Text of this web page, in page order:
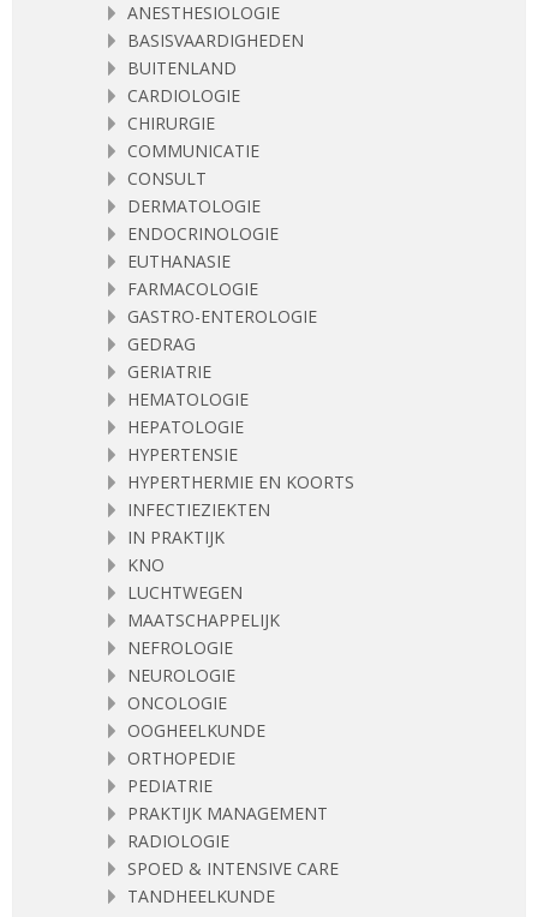
ANESTHESIOLOGIE
BASISVAARDIGHEDEN
BUITENLAND
CARDIOLOGIE
CHIRURGIE
COMMUNICATIE
CONSULT
DERMATOLOGIE
ENDOCRINOLOGIE
EUTHANASIE
FARMACOLOGIE
GASTRO-ENTEROLOGIE
GEDRAG
GERIATRIE
HEMATOLOGIE
HEPATOLOGIE
HYPERTENSIE
HYPERTHERMIE EN KOORTS
INFECTIEZIEKTEN
IN PRAKTIJK
KNO
LUCHTWEGEN
MAATSCHAPPELIJK
NEFROLOGIE
NEUROLOGIE
ONCOLOGIE
OOGHEELKUNDE
ORTHOPEDIE
PEDIATRIE
PRAKTIJK MANAGEMENT
RADIOLOGIE
SPOED & INTENSIVE CARE
TANDHEELKUNDE